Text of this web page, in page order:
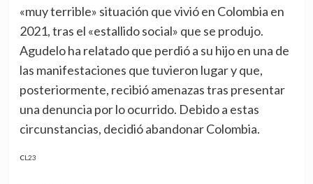
«muy terrible» situación que vivió en Colombia en
2021, tras el «estallido social» que se produjo.
Agudelo ha relatado que perdió a su hijo en una de
las manifestaciones que tuvieron lugar y que,
posteriormente, recibió amenazas tras presentar
una denuncia por lo ocurrido. Debido a estas
circunstancias, decidió abandonar Colombia.
CL23